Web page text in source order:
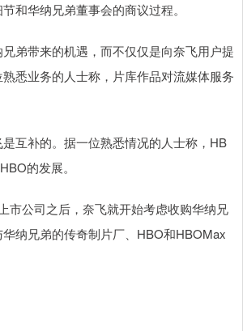
华纳兄弟董事会的商议过程。
弟带来的机遇，而不仅仅是向奈飞用户提
悉业务的人士称，片库作品对流媒体服务
互补的。据一位熟悉情况的人士称，HB
的发展。
公司之后，奈飞就开始考虑收购华纳兄
纳兄弟的传奇制片厂、HBO和HBOMax